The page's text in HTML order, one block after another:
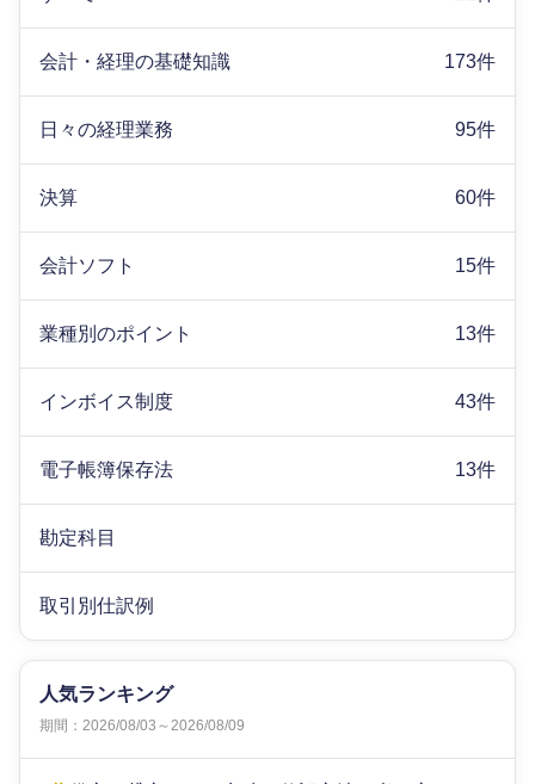
会計・経理の基礎知識 173件
日々の経理業務 95件
決算 60件
会計ソフト 15件
業種別のポイント 13件
インボイス制度 43件
電子帳簿保存法 13件
勘定科目
取引別仕訳例
人気ランキング
期間：2026/08/03～2026/08/09